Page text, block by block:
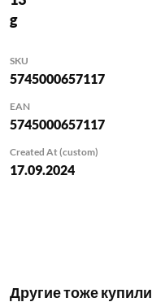
g
SKU
5745000657117
EAN
5745000657117
Created At (custom)
17.09.2024
Другие тоже купили